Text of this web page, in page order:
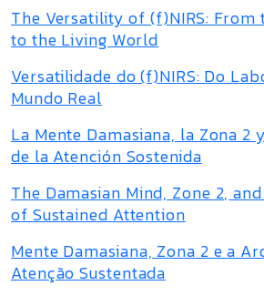
The Versatility of (f)NIRS:
to the Living World
Versatilidade do (f)NIRS: Do
Mundo Real
La Mente Damasiana, la Zona 2
de la Atención Sostenida
The Damasian Mind, Zone 2,
of Sustained Attention
Mente Damasiana, Zona 2 e a
Atenção Sustentada